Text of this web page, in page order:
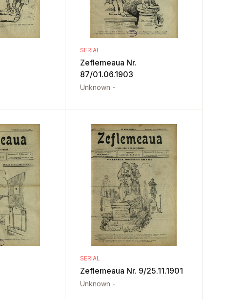
SERIAL
Zeflemeaua Nr.
87/01.06.1903
Unknown -
SERIAL
Zeflemeaua Nr. 9/25.11.1901
Unknown -